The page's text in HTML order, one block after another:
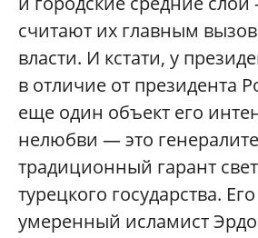
считают их главным
власти. И кстати, у
в отличие от президента
еще один объект его
нелюбви — это
традиционный гарант
турецкого государства.
умеренный исламист